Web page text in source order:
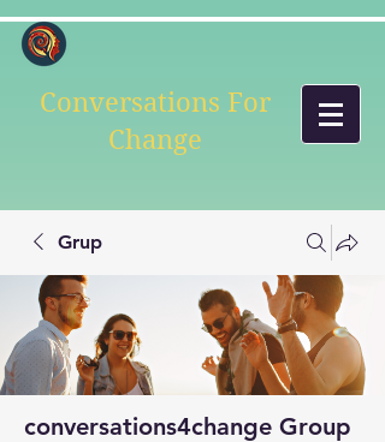
Conversations For
Change
Grup
conversations4change Group